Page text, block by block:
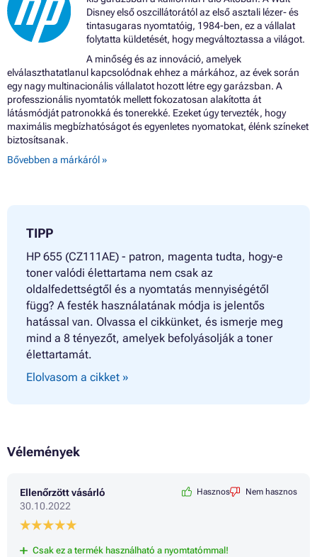
Disney első oszcillátorától az első asztali lézer- és
tintasugaras nyomtatóig, 1984-ben, ez a vállalat
folytatta küldetését, hogy megváltoztassa a világot.
A minőség és az innováció, amelyek
elválaszthatatlanul kapcsolódnak ehhez a márkához, az évek során
egy nagy multinacionális vállalatot hozott létre egy garázsban. A
professzionális nyomtatók mellett fokozatosan alakította át
látásmódját patronokká és tonerekké. Ezeket úgy tervezték, hogy
maximális megbízhatóságot és egyenletes nyomatokat, élénk színeket
biztosítsanak.
Bővebben a márkáról »
TIPP
HP 655 (CZ111AE) - patron, magenta tudta, hogy-e
toner valódi élettartama nem csak az
oldalfedettségtől és a nyomtatás mennyiségétől
függ? A festék használatának módja is jelentős
hatással van. Olvassa el cikkünket, és ismerje meg
mind a 8 tényezőt, amelyek befolyásolják a toner
élettartamát.
Elolvasom a cikket »
Vélemények
Ellenőrzött vásárló
30.10.2022
Hasznos Nem hasznos
Csak ez a termék használható a nyomtatómmal!